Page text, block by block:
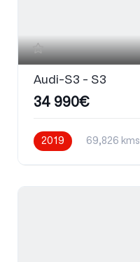
Audi-S3 - S3
34 990€
2019 69,826 kms